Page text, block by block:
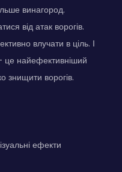
винагород.
від атак ворогів.
влучати в ціль. І
це найефективніший
знищити ворогів.
ефекти